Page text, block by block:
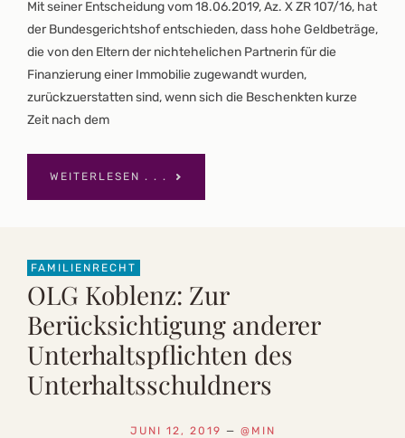
Mit seiner Entscheidung vom 18.06.2019, Az. X ZR 107/16, hat
der Bundesgerichtshof entschieden, dass hohe Geldbeträge,
die von den Eltern der nichtehelichen Partnerin für die
Finanzierung einer Immobilie zugewandt wurden,
zurückzuerstatten sind, wenn sich die Beschenkten kurze
Zeit nach dem
WEITERLESEN . . .
FAMILIENRECHT
OLG Koblenz: Zur
Berücksichtigung anderer
Unterhaltspflichten des
Unterhaltsschuldners
JUNI 12, 2019 — @MIN